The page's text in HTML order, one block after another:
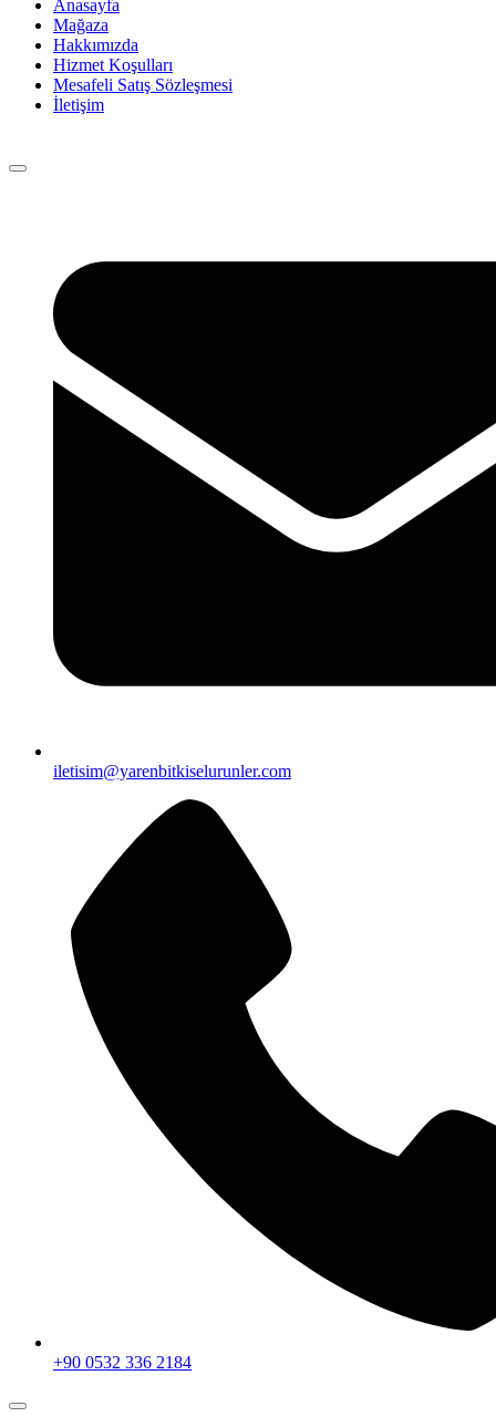
Anasayfa
Mağaza
Hakkımızda
Hizmet Koşulları
Mesafeli Satış Sözleşmesi
İletişim
iletisim@yarenbitkiselurunler.com
+90 0532 336 2184